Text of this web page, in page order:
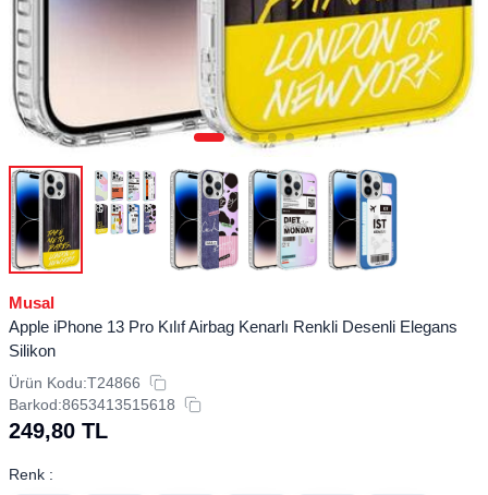
Musal
Apple iPhone 13 Pro Kılıf Airbag Kenarlı Renkli Desenli Elegans
Silikon
Ürün Kodu:T24866
Barkod:8653413515618
249,80 TL
Renk :